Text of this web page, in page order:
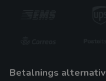
betalnings alternativ